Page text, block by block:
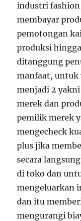
industri
membayar
pemotongan
produksi
ditanggung
manfaat, untuk
menjadi 2
merek dan
pemilik merek
mengecheck
plus jika
secara
di toko dan
mengeluarkan
dan itu
mengurangi